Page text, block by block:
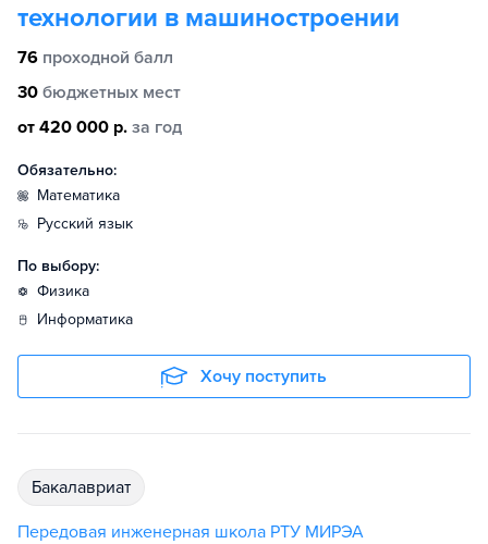
технологии в машиностроении
76 проходной балл
30 бюджетных мест
от 420 000 р. за год
Обязательно:
математика
русский язык
По выбору:
физика
информатика
Хочу поступить
бакалавриат
Передовая инженерная школа РТУ МИРЭА